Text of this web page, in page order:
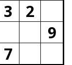
3
2
9
7